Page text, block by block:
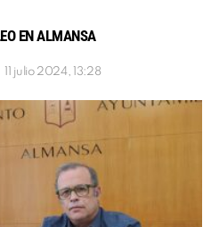
EN ALMANSA
11 julio 2024, 13:28